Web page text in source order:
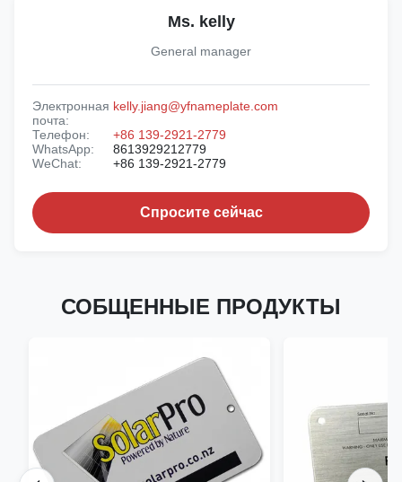
Ms. kelly
General manager
Электронная
почта:
kelly.jiang@yfnameplate.com
Телефон:
+86 139-2921-2779
WhatsApp:
8613929212779
WeChat:
+86 139-2921-2779
Спросите сейчас
СОБЩЕННЫЕ ПРОДУКТЫ